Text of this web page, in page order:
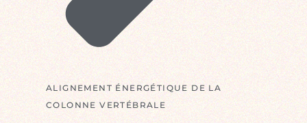
ALIGNEMENT ÉNERGÉTIQUE DE LA
COLONNE VERTÉBRALE